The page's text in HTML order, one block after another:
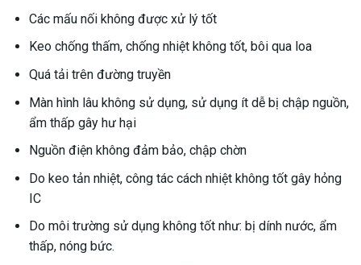
Các mấu nối không được xử lý tốt
Keo chống thấm, chống nhiệt không tốt, bôi qua loa
Quá tải trên đường truyền
Màn hình lâu không sử dụng, sử dụng ít dễ bị chập nguồn,
ẩm thấp gây hư hại
Nguồn điện không đảm bảo, chập chờn
Do keo tản nhiệt, công tác cách nhiệt không tốt gây hỏng
IC
Do môi trường sử dụng không tốt như: bị dính nước, ẩm
thấp, nóng bức.